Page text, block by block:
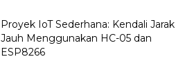
Proyek IoT Sederhana: Kendali Jarak
Jauh Menggunakan HC-05 dan
ESP8266